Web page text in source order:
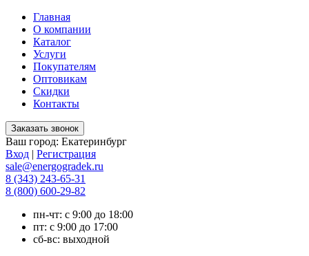
Главная
О компании
Каталог
Услуги
Покупателям
Оптовикам
Скидки
Контакты
Ваш город: Екатеринбург
Вход | Регистрация
sale@energogradek.ru
8 (343) 243-65-31
8 (800) 600-29-82
пн-чт: с 9:00 до 18:00
пт: с 9:00 до 17:00
сб-вс: выходной